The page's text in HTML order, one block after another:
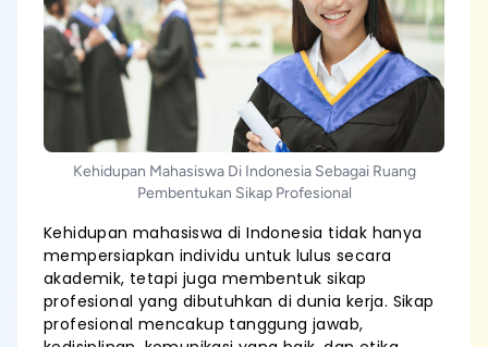
Kehidupan Mahasiswa Di Indonesia Sebagai Ruang
Pembentukan Sikap Profesional
Kehidupan mahasiswa di Indonesia tidak hanya
mempersiapkan individu untuk lulus secara
akademik, tetapi juga membentuk sikap
profesional yang dibutuhkan di dunia kerja. Sikap
profesional mencakup tanggung jawab,